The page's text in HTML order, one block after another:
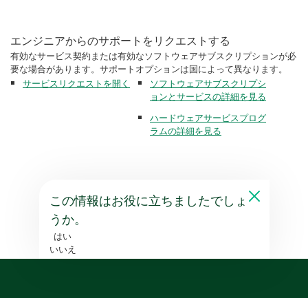
エンジニアからのサポートをリクエストする
有効なサービス契約または有効なソフトウェアサブスクリプションが必
要な場合があります。サポートオプションは国によって異なります。
サービスリクエストを開く
ソフトウェアサブスクリプシ
ョンとサービスの詳細を見る
ハードウェアサービスプログ
ラムの詳細を見る
この情報はお役に立ちましたでしょ
うか。
はい
いいえ